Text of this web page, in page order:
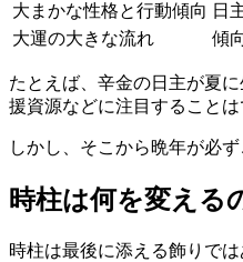
大まかな性格と行動傾向 日
大運の大きな流れ
傾
たとえば、辛金の日主が夏
援資源などに注目することは
しかし、そこから晩年が必
時柱は何を変える
時柱は最後に添える飾りで